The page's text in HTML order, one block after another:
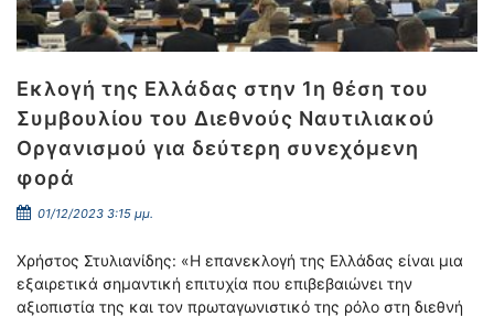
Εκλογή της Ελλάδας στην 1η θέση του
Συμβουλίου του Διεθνούς Ναυτιλιακού
Οργανισμού για δεύτερη συνεχόμενη
φορά
01/12/2023 3:15 μμ.
Χρήστος Στυλιανίδης: «Η επανεκλογή της Ελλάδας είναι μια
εξαιρετικά σημαντική επιτυχία που επιβεβαιώνει την
αξιοπιστία της και τον πρωταγωνιστικό της ρόλο στη διεθνή